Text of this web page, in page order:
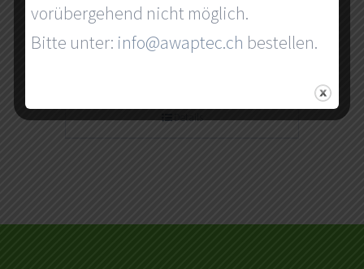
awapGateway
Details
vorübergehend nicht möglich.
Bitte unter: info@awaptec.ch bestellen.